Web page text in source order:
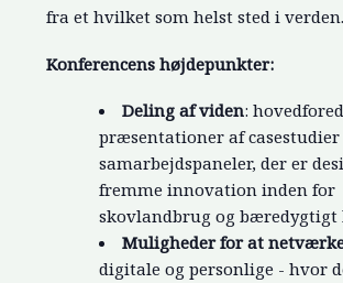
fra et hvilket som helst sted i verden.
Konferencens højdepunkter:
Deling af viden:
præsentationer af casestudier
samarbejdspaneler, der er
fremme innovation inden for
skovlandbrug og bæredygtigt
Muligheder for at
digitale og personlige - hvor